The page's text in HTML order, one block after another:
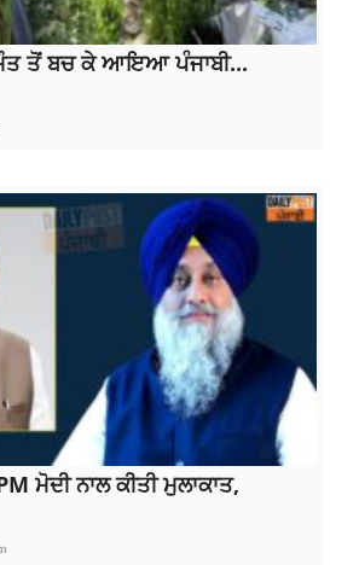
ਤੋਂ ਬਚ ਕੇ ਆਇਆ ਪੰਜਾਬੀ...
ਮੋਦੀ ਨਾਲ ਕੀਤੀ ਮੁਲਾਕਾਤ,